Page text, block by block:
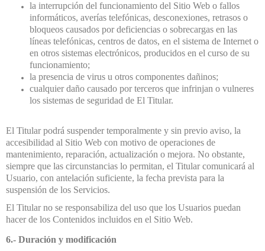
la interrupción del funcionamiento del Sitio Web o fallos
informáticos, averías telefónicas, desconexiones, retrasos o
bloqueos causados por deficiencias o sobrecargas en las
líneas telefónicas, centros de datos, en el sistema de Internet o
en otros sistemas electrónicos, producidos en el curso de su
funcionamiento;
la presencia de virus u otros componentes dañinos;
cualquier daño causado por terceros que infrinjan o vulneres
los sistemas de seguridad de El Titular.
El Titular podrá suspender temporalmente y sin previo aviso, la
accesibilidad al Sitio Web con motivo de operaciones de
mantenimiento, reparación, actualización o mejora. No obstante,
siempre que las circunstancias lo permitan, el Titular comunicará al
Usuario, con antelación suficiente, la fecha prevista para la
suspensión de los Servicios.
El Titular no se responsabiliza del uso que los Usuarios puedan
hacer de los Contenidos incluidos en el Sitio Web.
6.- Duración y modificación